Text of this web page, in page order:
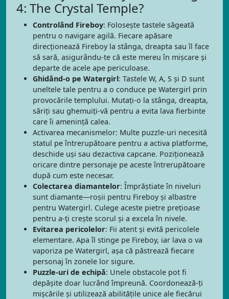
4: The Crystal Temple?
Controlând Fireboy: Folosește tastele săgeată
pentru o navigare agilă. Fiecare apăsare
direcționează Fireboy la stânga, dreapta sau îl face
să sară, asigurându-te că este mereu în mișcare și
departe de acele ape periculoase.
Ghidând-o pe Watergirl: Tastele W, A, S și D sunt
uneltele tale pentru a o conduce pe Watergirl prin
provocările templului. Mutați-o la stânga, dreapta,
săriți sau ghemuiți-vă pentru a evita lava fierbinte
care îi amenință calea.
Activarea mecanismelor: Multe puzzle-uri necesită
statul pe întrerupătoare pentru a activa platforme,
deschide uși sau dezactiva capcane. Poziționează
oricare dintre personaje pe aceste întrerupătoare
după cum este necesar.
Colectarea diamantelor: Împrăștiate în niveluri
sunt diamante—roșii pentru Fireboy și albastre
pentru Watergirl. Culege aceste pietre prețioase
pentru a-ți crește scorul și a excela în nivele.
Evitarea pericolelor: Fii atent și evită pericolele
elementare. Apa îl stinge pe Fireboy, iar lava o va
vaporiza pe Watergirl, așa că păstrează fiecare
personaj în zonele lor sigure.
Puzzle-uri de echipă: Unele obstacole pot fi
depășite doar lucrând împreună. Coordonează-ți
mișcările și utilizează abilitățile unice ale fiecărui